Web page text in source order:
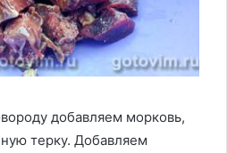
добавляем морковь,
терку. Добавляем